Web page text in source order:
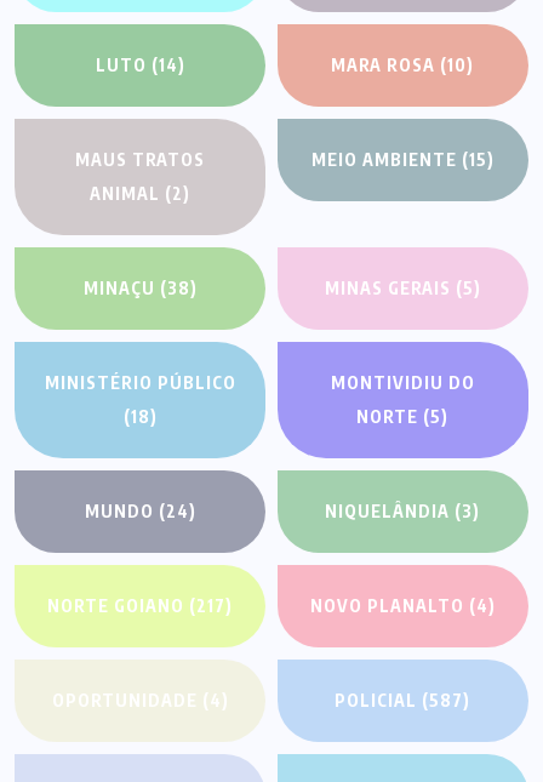
LUTO (14) MARA ROSA (10)
MAUS TRATOS
ANIMAL (2)
MEIO AMBIENTE (15)
MINAÇU (38) MINAS GERAIS (5)
MINISTÉRIO PÚBLICO
(18)
MONTIVIDIU DO
NORTE (5)
MUNDO (24) NIQUELÂNDIA (3)
NORTE GOIANO (217) NOVO PLANALTO (4)
OPORTUNIDADE (4) POLICIAL (587)